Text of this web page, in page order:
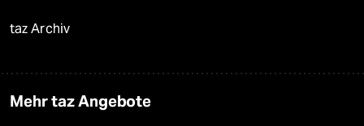
taz Archiv
Mehr taz Angebote